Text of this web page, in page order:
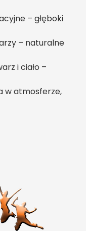
– głęboki
– naturalne
i ciało –
w atmosferze,